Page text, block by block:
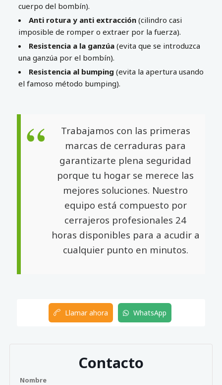
cuerpo del bombín).
Anti rotura y anti extracción (cilindro casi
imposible de romper o extraer por la fuerza).
Resistencia a la ganzúa (evita que se introduzca
una ganzúa por el bombín).
Resistencia al bumping (evita la apertura usando
el famoso método bumping).
Trabajamos con las primeras
marcas de cerraduras para
garantizarte plena seguridad
porque tu hogar se merece las
mejores soluciones. Nuestro
equipo está compuesto por
cerrajeros profesionales 24
horas disponibles para a acudir a
cualquier punto en minutos.
Llamar ahora WhatsApp
Contacto
Nombre